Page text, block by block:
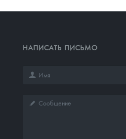
НАПИСАТЬ ПИСЬМО